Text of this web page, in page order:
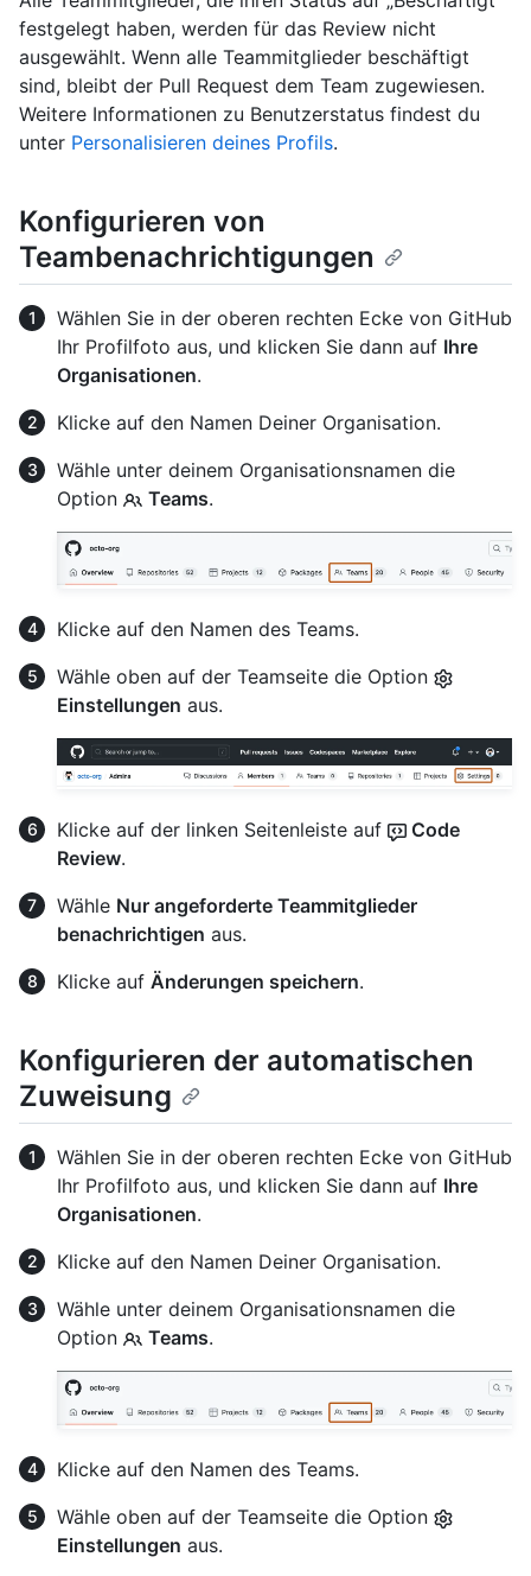
festgelegt haben, werden für das Review nicht
ausgewählt. Wenn alle Teammitglieder beschäftigt
sind, bleibt der Pull Request dem Team zugewiesen.
Weitere Informationen zu Benutzerstatus findest du
unter Personalisieren deines Profils.
Konfigurieren von
Teambenachrichtigungen
Wählen Sie in der oberen rechten Ecke von GitHub
Ihr Profilfoto aus, und klicken Sie dann auf Ihre
Organisationen.
Klicke auf den Namen Deiner Organisation.
Wähle unter deinem Organisationsnamen die
Option
Teams.
Klicke auf den Namen des Teams.
Wähle oben auf der Teamseite die Option
Einstellungen aus.
Klicke auf der linken Seitenleiste auf
Code
Review.
Wähle Nur angeforderte Teammitglieder
benachrichtigen aus.
Klicke auf Änderungen speichern.
Konfigurieren der automatischen
Zuweisung
Wählen Sie in der oberen rechten Ecke von GitHub
Ihr Profilfoto aus, und klicken Sie dann auf Ihre
Organisationen.
Klicke auf den Namen Deiner Organisation.
Wähle unter deinem Organisationsnamen die
Option
Teams.
Klicke auf den Namen des Teams.
Wähle oben auf der Teamseite die Option
Einstellungen aus.